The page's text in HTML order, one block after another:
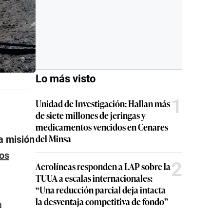
misión
Lo más visto
Unidad de Investigación: Hallan más
de siete millones de jeringas y
medicamentos vencidos en Cenares
del Minsa
1
Aerolíneas responden a LAP sobre la
TUUA a escalas internacionales:
“Una reducción parcial deja intacta
la desventaja competitiva de fondo”
2